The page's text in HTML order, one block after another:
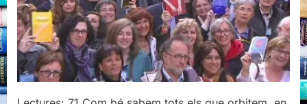
6è
berenar
literari
de
la
Llibreria